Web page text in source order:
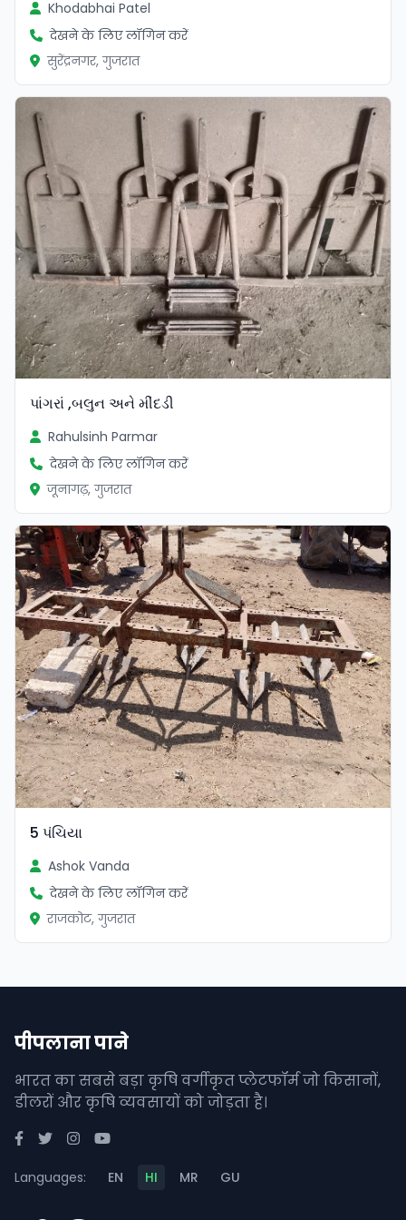
Khodabhai Patel
देखने के लिए लॉगिन करें
सुरेंद्रनगर, गुजरात
પાંગરાં ,બલુન અને મીંદડી
Rahulsinh Parmar
देखने के लिए लॉगिन करें
जूनागढ़, गुजरात
5 પંચિયા
Ashok Vanda
देखने के लिए लॉगिन करें
राजकोट, गुजरात
पीपलाना पाने
भारत का सबसे बड़ा कृषि वर्गीकृत प्लेटफॉर्म जो किसानों,
डीलरों और कृषि व्यवसायों को जोड़ता है।
Languages: EN HI MR GU